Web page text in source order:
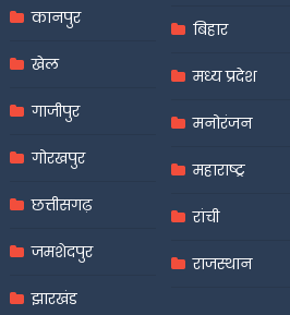
कानपुर
खेल
गाजीपुर
गोरखपुर
छत्तीसगढ़
जमशेदपुर
झारखंड
बिहार
मध्य प्रदेश
मनोरंजन
महाराष्ट्र
रांची
राजस्थान